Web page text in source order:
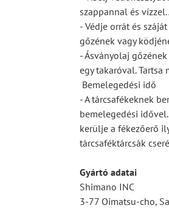
szappannal és
- Védje orrát és
gőzének vagy
- Ásványolaj
egy takaróval.
 Bemelegedési idő
- A tárcsafékeknek
bemelegedési
kerülje a fékezőerő
tárcsaféktárcsák
Gyártó adatai
Shimano INC
3-77 Oimatsu-cho,